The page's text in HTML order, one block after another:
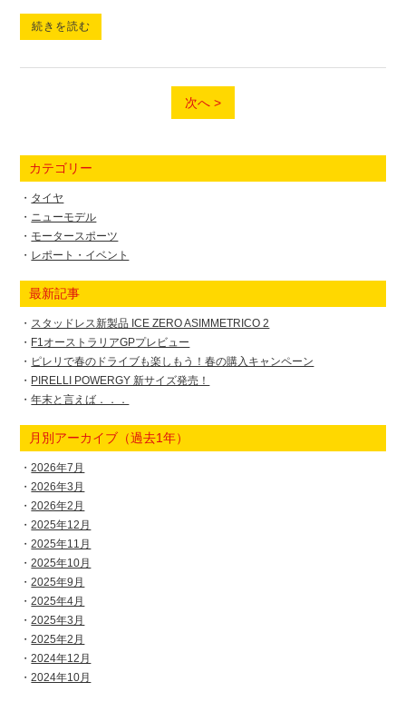
カテゴリー
タイヤ
ニューモデル
モータースポーツ
レポート・イベント
最新記事
スタッドレス新製品 ICE ZERO ASIMMETRICO 2
F1オーストラリアGPプレビュー
ピレリで春のドライブも楽しもう！春の購入キャンペーン
PIRELLI POWERGY 新サイズ発売！
年末と言えば．．．
月別アーカイブ（過去1年）
2026年7月
2026年3月
2026年2月
2025年12月
2025年11月
2025年10月
2025年9月
2025年4月
2025年3月
2025年2月
2024年12月
2024年10月
続きを読む
次へ >